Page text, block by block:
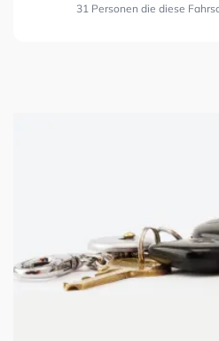
31 Personen die diese